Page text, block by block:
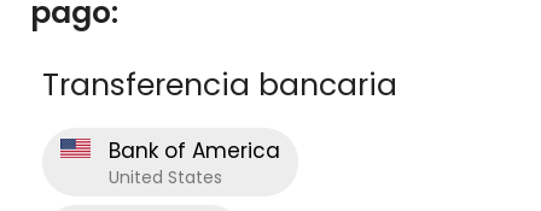
pago:
Transferencia bancaria
Bank of America
United States